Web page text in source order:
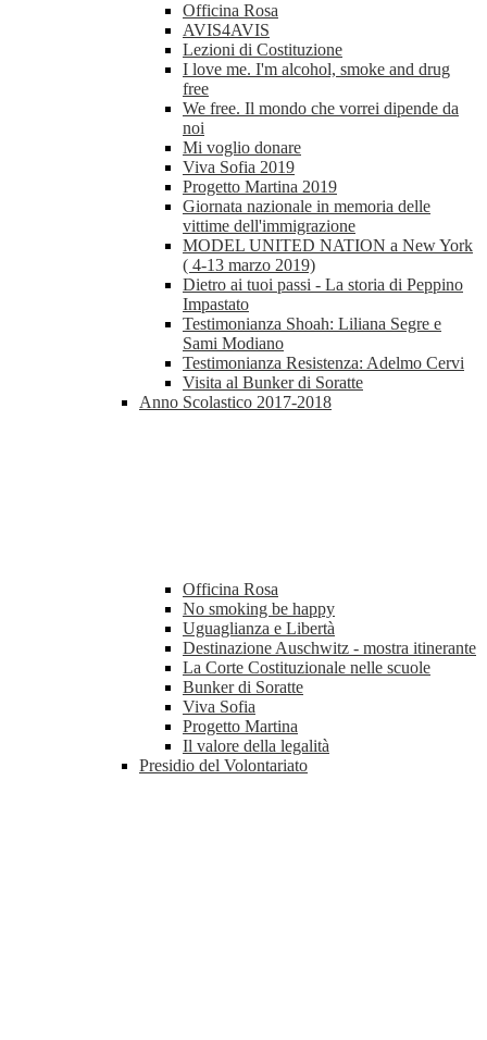
Officina Rosa
AVIS4AVIS
Lezioni di Costituzione
I love me. I'm alcohol, smoke and drug
free
We free. Il mondo che vorrei dipende da
noi
Mi voglio donare
Viva Sofia 2019
Progetto Martina 2019
Giornata nazionale in memoria delle
vittime dell'immigrazione
MODEL UNITED NATION a New York
( 4-13 marzo 2019)
Dietro ai tuoi passi - La storia di Peppino
Impastato
Testimonianza Shoah: Liliana Segre e
Sami Modiano
Testimonianza Resistenza: Adelmo Cervi
Visita al Bunker di Soratte
Anno Scolastico 2017-2018
Officina Rosa
No smoking be happy
Uguaglianza e Libertà
Destinazione Auschwitz - mostra itinerante
La Corte Costituzionale nelle scuole
Bunker di Soratte
Viva Sofia
Progetto Martina
Il valore della legalità
Presidio del Volontariato